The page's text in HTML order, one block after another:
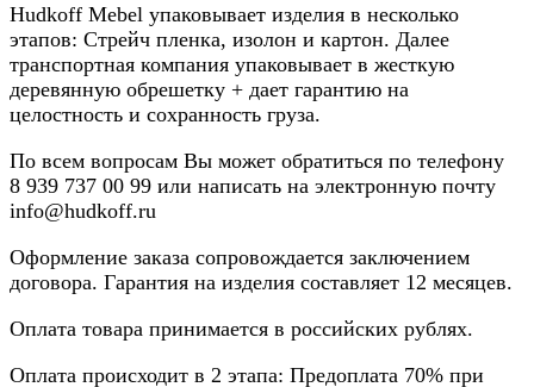
Hudkoff Mebel упаковывает изделия в несколько
этапов: Стрейч пленка, изолон и картон. Далее
транспортная компания упаковывает в жесткую
деревянную обрешетку + дает гарантию на
целостность и сохранность груза.
По всем вопросам Вы может обратиться по телефону
8 939 737 00 99 или написать на электронную почту
info@hudkoff.ru
Оформление заказа сопровождается заключением
договора. Гарантия на изделия составляет 12 месяцев.
Оплата товара принимается в российских рублях.
Оплата происходит в 2 этапа: Предоплата 70% при